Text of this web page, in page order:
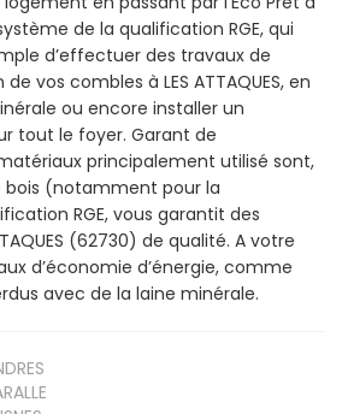
de la qualification RGE, qui
d’effectuer des travaux de
vos combles à LES ATTAQUES, en
ou encore installer un
tout le foyer. Garant de
principalement utilisé sont,
bois (notamment pour la
RGE, vous garantit des
(62730) de qualité. A votre
d’économie d’énergie, comme
avec de la laine minérale.